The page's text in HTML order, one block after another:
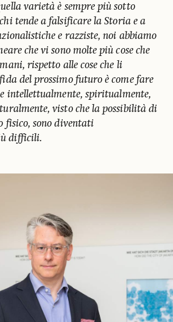
varietà è sempre più sotto
tende a falsificare la Storia e a
e razziste, noi abbiamo
che vi sono molte più cose che
rispetto alle cose che li
del prossimo futuro è come fare
intellettualmente, spiritualmente,
visto che la possibilità di
fisico, sono diventati
difficili.